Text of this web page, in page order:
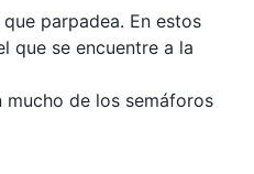
parpadea. En estos
que se encuentre a la
mucho de los semáforos